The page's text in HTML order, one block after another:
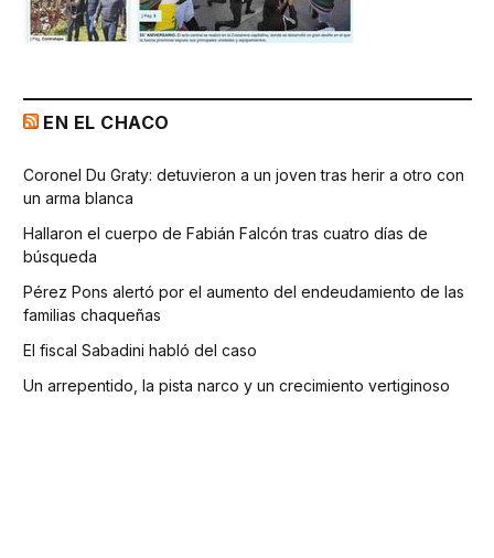
EN EL CHACO
Coronel Du Graty: detuvieron a un joven tras herir a otro con
un arma blanca
Hallaron el cuerpo de Fabián Falcón tras cuatro días de
búsqueda
Pérez Pons alertó por el aumento del endeudamiento de las
familias chaqueñas
El fiscal Sabadini habló del caso
Un arrepentido, la pista narco y un crecimiento vertiginoso